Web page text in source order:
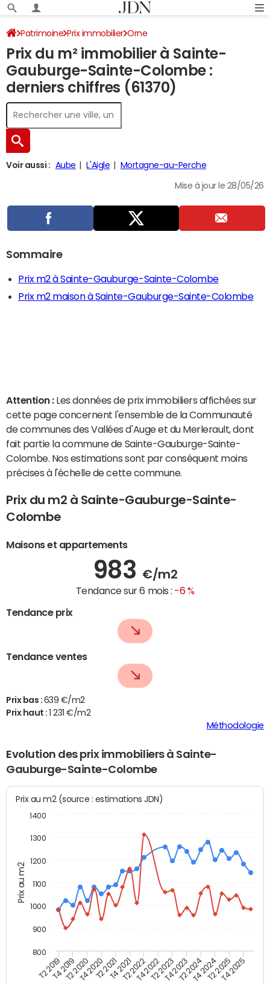
Patrimoine Prix immobilier Orne
Sainte-Gauburge-Sainte-Colombe
Prix du m² immobilier à Sainte-
Gauburge-Sainte-Colombe :
derniers chiffres (61370)
Voir aussi : Aube L'Aigle Mortagne-au-Perche
Mise à jour le 28/05/26
Sommaire
Prix m2 à Sainte-Gauburge-Sainte-Colombe
Prix m2 maison à Sainte-Gauburge-Sainte-Colombe
Attention : Les données de prix immobiliers affichées sur
cette page concernent l'ensemble de la Communauté
de communes des Vallées d'Auge et du Merlerault, dont
fait partie la commune de Sainte-Gauburge-Sainte-
Colombe. Nos estimations sont par conséquent moins
précises à l'échelle de cette commune.
Prix du m2 à Sainte-Gauburge-Sainte-
Colombe
Maisons et appartements
983 €/m2
Tendance sur 6 mois : -6 %
Tendance prix
Tendance ventes
Prix bas : 639 €/m2
Prix haut :
1 231 €/m2
Méthodologie
Evolution des prix immobiliers à Sainte-
Gauburge-Sainte-Colombe
Prix au m2
Prix au m2 (source : estimations JDN)
T2 2019T4 2019T2 2020T4 2020T2 2021T4 2021T2 2022T4 2022T2 2023T4 2023T2 2024T4 2024T2 2025T4 2025
800
900
1000
1100
1200
1300
1400